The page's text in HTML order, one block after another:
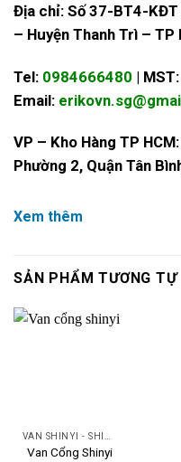
Địa chỉ: Số 37-BT4-KĐT
– Huyện Thanh Trì – TP
Tel: 0984666480 |
Email: eri
VP – Kho Hàng TP
Phường 2, Quận Tân
Xem thêm
SẢN PHẨM TƯƠNG TỰ
Van Cổng Shinyi